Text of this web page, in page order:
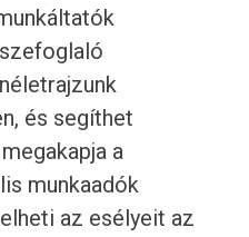
és segíthet
a
munkaadók
az esélyeit az